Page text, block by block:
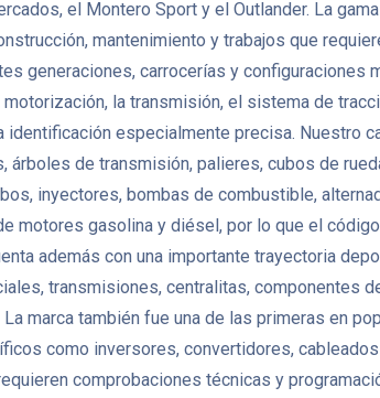
el Montero Sport y el Outlander. La
mantenimiento y trabajos que
generaciones, carrocerías y
la transmisión, el sistema de
especialmente precisa. Nuestro
de transmisión, palieres, cubos de
inyectores, bombas de combustible,
motores gasolina y diésel, por lo que el
además con una importante trayectoria
transmisiones, centralitas, componentes
marca también fue una de las primeras en
como inversores, convertidores,
comprobaciones técnicas y